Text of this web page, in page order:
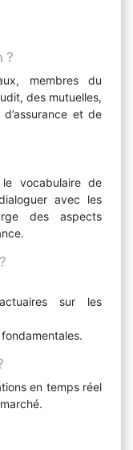
?
membres du
des mutuelles,
et de
vocabulaire de
avec les
des aspects
sur les
en temps réel